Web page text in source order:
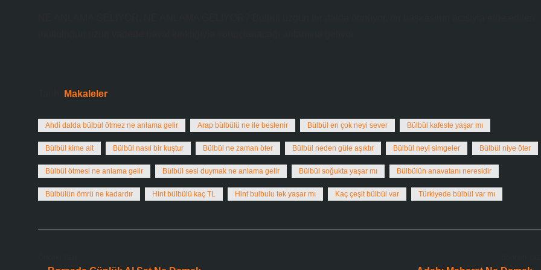
Makaleler
Ahdi dalda bülbül ötmez ne anlama gelir Arap bülbülü ne ile beslenir Bülbül en çok neyi sever Bülbül kafeste yaşar mı
Bülbül kime ait Bülbül nasıl bir kuştur Bülbül ne zaman öter Bülbül neden güle aşıktır Bülbül neyi simgeler Bülbül niye öter
Bülbül ötmesi ne anlama gelir Bülbül sesi duymak ne anlama gelir Bülbül soğukta yaşar mı Bülbülün anavatanı neresidir
Bülbülün ömrü ne kadardır Hint bülbülü kaç TL Hint bulbulu tek yaşar mı Kaç çeşit bülbül var Türkiyede bülbül var mı